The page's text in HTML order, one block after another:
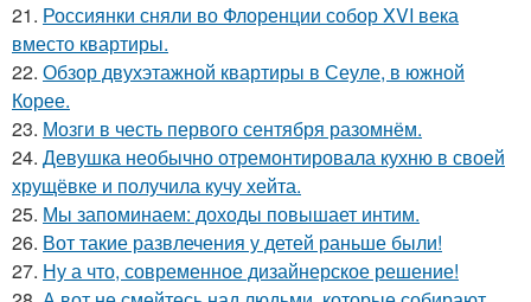
21. Россиянки сняли во Флоренции собор XVI века
вместо квартиры.
22. Обзор двухэтажной квартиры в Сеуле, в южной
Корее.
23. Мозги в честь первого сентября разомнём.
24. Девушка необычно отремонтировала кухню в своей
хрущёвке и получила кучу хейта.
25. Мы запоминаем: доходы повышает интим.
26. Вот такие развлечения у детей раньше были!
27. Ну а что, современное дизайнерское решение!